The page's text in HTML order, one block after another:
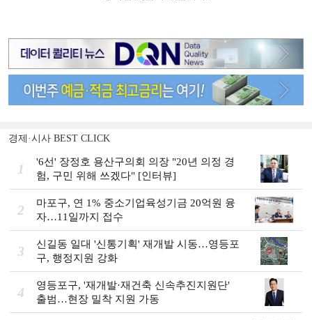
경제·시사 BEST CLICK
1
'6선' 장정호 용산구의회 의장 "20년 의정 경
험, 구민 위해 쓰겠다" [인터뷰]
2
마포구, 연 1% 중소기업육성기금 20억원 융
자…11일까지 접수
3
신길동 일대 '신통기획' 재개발 시동…영등포
구, 행정지원 강화
4
영등포구, '재개발·재건축 신속추진지원단'
출범…현장 밀착 지원 가동